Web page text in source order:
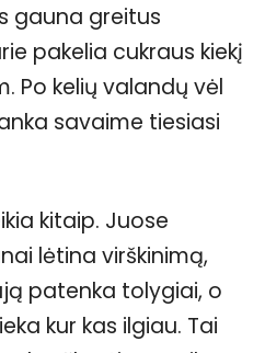
gauna greitus
pakelia cukraus kiekį
Po kelių valandų vėl
savaime tiesiasi
kitaip. Juose
lėtina virškinimą,
patenka tolygiai, o
kur kas ilgiau. Tai